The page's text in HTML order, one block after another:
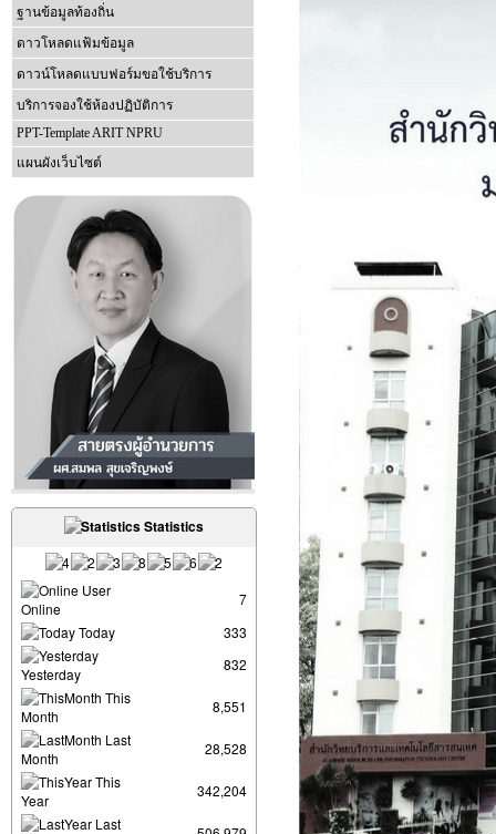
ฐานข้อมูลท้องถิ่น
ดาวโหลดแฟ้มข้อมูล
ดาวน์โหลดแบบฟอร์มขอใช้บริการ
บริการจองใช้ห้องปฏิบัติการ
PPT-Template ARIT NPRU
แผนผังเว็บไซต์
Statistics
User
Online
7
Today
333
Yesterday
832
This
Month
8,551
Last
Month
28,528
This
Year
342,204
Last